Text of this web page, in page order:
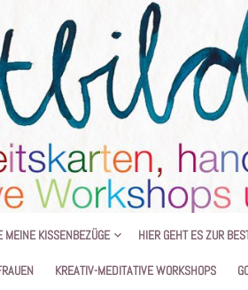
HANDGEMALTE KISSEN
MEINE KISSENBEZÜGE HIER GEHT ES ZUR
KREATIV-MEDITATIVE WORKSHOPS